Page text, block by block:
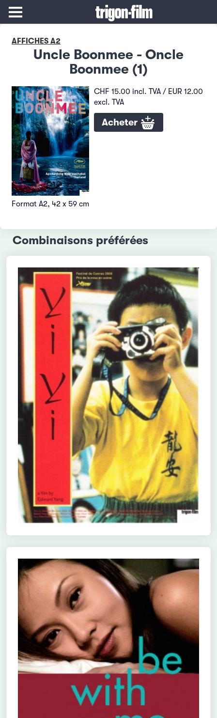
AFFICHES A2
Uncle Boonmee - Oncle
Boonmee (1)
CHF 15.00 incl. TVA / EUR 12.00
excl. TVA
Acheter
Format A2, 42 x 59 cm
Combinaisons préférées